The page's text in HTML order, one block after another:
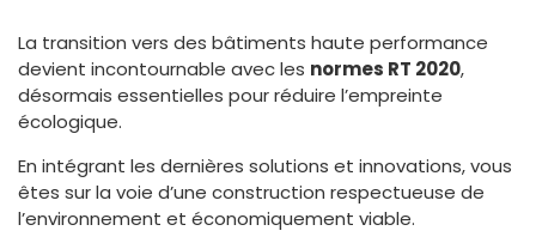
La transition vers des bâtiments haute performance
devient incontournable avec les normes RT 2020,
désormais essentielles pour réduire l’empreinte
écologique.
En intégrant les dernières solutions et innovations, vous
êtes sur la voie d’une construction respectueuse de
l’environnement et économiquement viable.